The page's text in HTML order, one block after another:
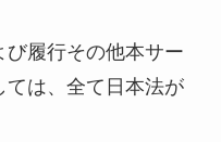
び履行その他本サー
ては、全て日本法が